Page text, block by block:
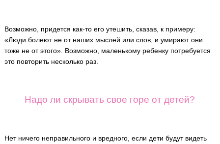
Возможно, придется как-то его утешить, сказав, к примеру:
«Люди болеют не от наших мыслей или слов, и умирают они
тоже не от этого». Возможно, маленькому ребенку потребуется
это повторить несколько раз.
Надо ли скрывать свое горе от детей?
Нет ничего неправильного и вредного, если дети будут видеть